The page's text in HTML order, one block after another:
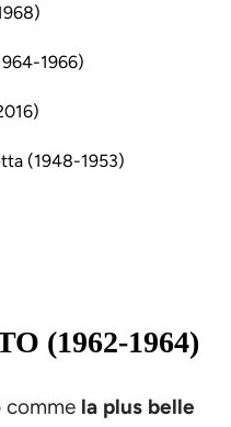
1966)
(1948-1953)
(1962-1964)
comme la plus belle